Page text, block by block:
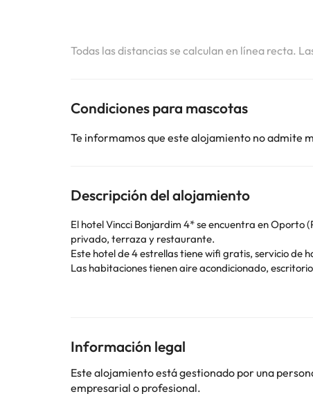
Todas las distancias se calculan en línea recta.
Condiciones para mascotas
Te informamos que este alojamiento no admite
Descripción del alojamiento
El hotel Vincci Bonjardim 4* se encuentra en
privado, terraza y restaurante.
Este hotel de 4 estrellas tiene wifi gratis, servicio de
Las habitaciones tienen aire acondicionado,
El alojamiento está a menos de 1km de Sao Bento
Algunos de los servicios detallados pueden ser de
Información legal
Este alojamiento está gestionado por una
empresarial o profesional.